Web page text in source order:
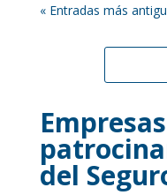
« Entradas más
del